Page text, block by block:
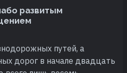
развитым
путей, а
дорог в начале двадцать